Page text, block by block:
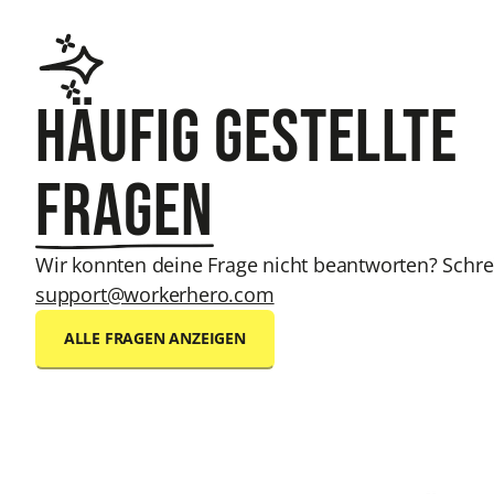
Häufig gestellte
Fragen
Wir konnten deine Frage nicht beantworten?
support@workerhero.com
ALLE FRAGEN ANZEIGEN